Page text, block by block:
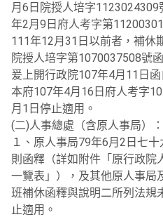
月6日院授人培字
年2月9日府人考字第
111年12月31日以前者，補休
院授人培字第1070037508號
爰上開行政院107年4月11日
本府107年4月16日府人考字
月1日停止適用。
(二)人事總處（含原人事局）：
１、原人事局79年6月2日七
則函釋（詳如附件「原行政院
一覽表」），及其他原人事局
班補休函釋與說明二所列法規
止適用。